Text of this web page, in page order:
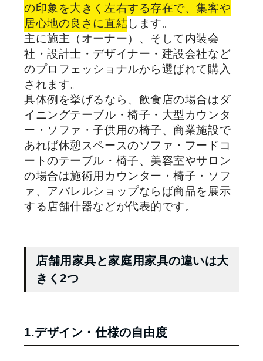
の印象を大きく左右する存在で、集客や
居心地の良さに直結します。
主に施主（オーナー）、そして内装会
社・設計士・デザイナー・建設会社など
のプロフェッショナルから選ばれて購入
されます。
具体例を挙げるなら、飲食店の場合はダ
イニングテーブル・椅子・大型カウンタ
ー・ソファ・子供用の椅子、商業施設で
あれば休憩スペースのソファ・フードコ
ートのテーブル・椅子、美容室やサロン
の場合は施術用カウンター・椅子・ソフ
ァ、アパレルショップならば商品を展示
する店舗什器などが代表的です。
店舗用家具と家庭用家具の違いは大
きく2つ
1.デザイン・仕様の自由度